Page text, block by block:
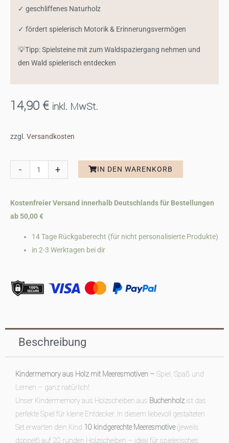
✓ geschliffenes Naturholz
✓ fördert spielerisch Motorik & Erinnerungsvermögen
💡Tipp: Spielsteine mit zum Waldspaziergang nehmen und
den Wald spielerisch entdecken
14,90 € inkl. MwSt.
zzgl. Versandkosten
-
Kindermemory
aus
mit
Meeresmotiven
+ IN DEN WARENKORB
Kostenfreier Versand innerhalb Deutschlands für Bestellungen
ab 50,00 €
14 Tage Rückgaberecht (für nicht personalisierte Produkte)
in 2-3 Werktagen bei dir
Beschreibung
Kindermemory aus Holz mit Meeresmotiven – Spiel, Spaß und
Lernen – ganz natürlich!
Unser Kindermemory aus Holzscheiben aus Buchenholzist das
perfekte Spiel für kleine Entdecker. In diesem liebevoll gestalteten
Set erwarten dein Kind 10 kindgerechte Meeresmotive(jeweils
doppelt) auf 20 runden Holzscheiben – ideal für spielerisches